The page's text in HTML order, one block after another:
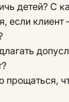
детей? С
если клиент
прощаться,